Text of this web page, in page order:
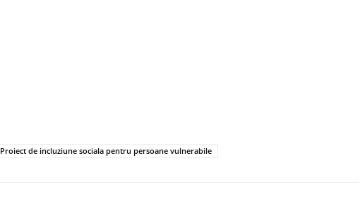
Proiect de incluziune sociala pentru persoane vulnerabile